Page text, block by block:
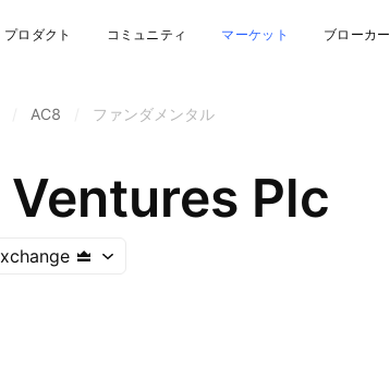
プロダクト コミュニティ マーケット ブローカー
AC8 ファンダメンタル
Plc